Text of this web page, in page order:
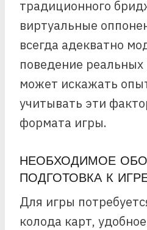
традиционного
виртуальные
всегда адекватно
поведение реальных
может искажать
учитывать эти
формата игры.
НЕОБХОДИМОЕ
ПОДГОТОВКА К
Для игры
колода карт,